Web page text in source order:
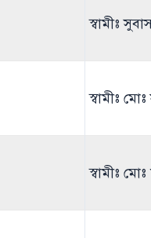
স্বামীঃ
স্বামীঃ
স্বামীঃ